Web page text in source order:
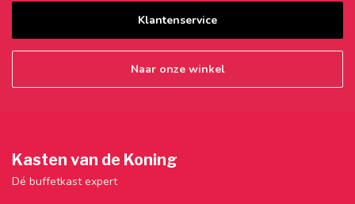
Klantenservice
Naar onze winkel
Kasten van de Koning
Dé buffetkast expert